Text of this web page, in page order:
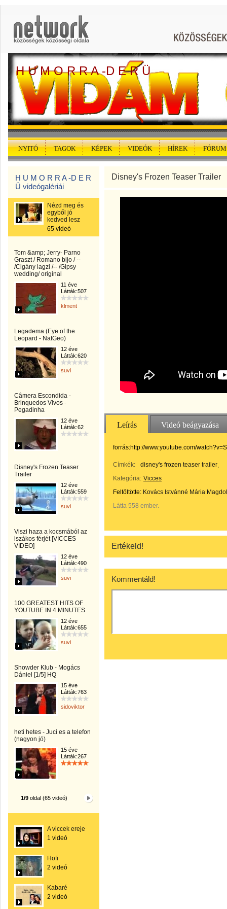
H U M O R R A -D E R Ü
NYITÓ TAGOK KÉPEK VIDEÓK HÍREK FÓRUM
H U M O R R A -D E R
Ü videógalériái
Nézd meg és
egyből jó
kedved lesz
65 videó
Tom &amp; Jerry- Parno
Graszt / Romano bijo / --
/Cigány lagzi /-- /Gipsy
wedding/ original
11 éve
Látták:507
klment
Legadema (Eye of the
Leopard - NatGeo)
12 éve
Látták:620
suvi
Câmera Escondida -
Brinquedos Vivos -
Pegadinha
12 éve
Látták:62
Disney's Frozen Teaser
Trailer
12 éve
Látták:559
suvi
Viszi haza a kocsmából az
iszákos férjét [VICCES
VIDEO]
12 éve
Látták:490
suvi
100 GREATEST HITS OF
YOUTUBE IN 4 MINUTES
12 éve
Látták:655
suvi
Showder Klub - Mogács
Dániel [1/5] HQ
15 éve
Látták:763
sidoviktor
heti hetes - Juci es a telefon
(nagyon jó)
15 éve
Látták:267
1/9 oldal (65 videó)
A viccek ereje
1 videó
Hofi
2 videó
Kabaré
2 videó
Disney's Frozen Teaser Trailer
Leírás Videó beágyazása
forrás:http://www.youtube.com/
Címkék:
disney's frozen teaser trailer
Kategória: Vicces
Feltöltötte: Kovács Istvánné Mária
Látta 558 ember.
Értékeld!
Kommentáld!